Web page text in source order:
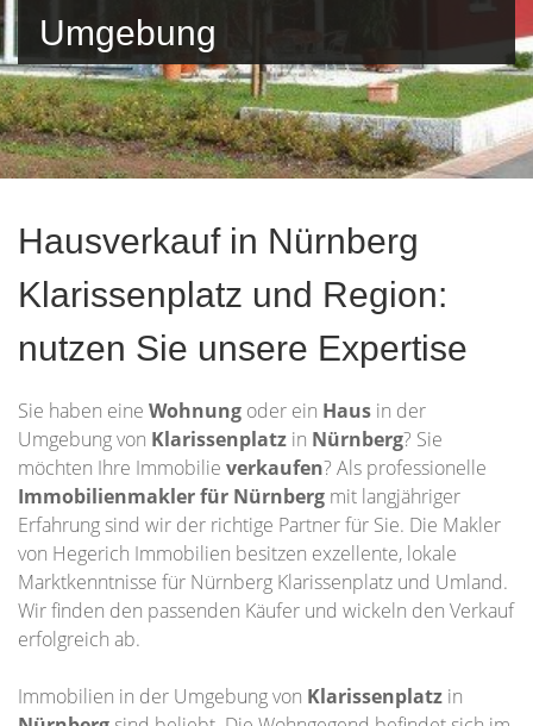
Umgebung
Hausverkauf in Nürnberg
Klarissenplatz und Region:
nutzen Sie unsere Expertise
Sie haben eine Wohnung oder ein Haus in der
Umgebung von Klarissenplatz in Nürnberg? Sie
möchten Ihre Immobilie verkaufen? Als professionelle
Immobilienmakler für Nürnberg mit langjähriger
Erfahrung sind wir der richtige Partner für Sie. Die Makler
von Hegerich Immobilien besitzen exzellente, lokale
Marktkenntnisse für Nürnberg Klarissenplatz und Umland.
Wir finden den passenden Käufer und wickeln den Verkauf
erfolgreich ab.
Immobilien in der Umgebung von Klarissenplatz in